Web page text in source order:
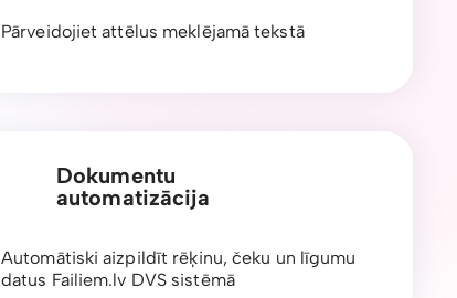
Pārveidojiet attēlus meklējamā tekstā
Dokumentu
automatizācija
Automātiski aizpildīt rēķinu, čeku un līgumu
datus Failiem.lv DVS sistēmā